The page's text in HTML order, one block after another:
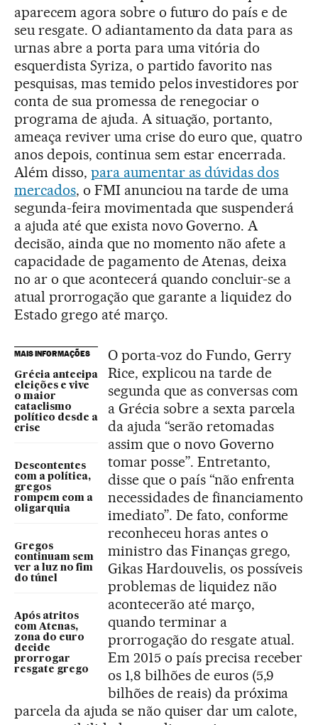
aparecem agora sobre o futuro do país e de
seu resgate. O adiantamento da data para as
urnas abre a porta para uma vitória do
esquerdista Syriza, o partido favorito nas
pesquisas, mas temido pelos investidores por
conta de sua promessa de renegociar o
programa de ajuda. A situação, portanto,
ameaça reviver uma crise do euro que, quatro
anos depois, continua sem estar encerrada.
Além disso, para aumentar as dúvidas dos
mercados, o FMI anunciou na tarde de uma
segunda-feira movimentada que suspenderá
a ajuda até que exista novo Governo. A
decisão, ainda que no momento não afete a
capacidade de pagamento de Atenas, deixa
no ar o que acontecerá quando concluir-se a
atual prorrogação que garante a liquidez do
Estado grego até março.
MAIS INFORMAÇÕES
Grécia antecipa
eleições e vive
o maior
cataclismo
político desde a
crise
Descontentes
com a política,
gregos
rompem com a
oligarquia
Gregos
continuam sem
ver a luz no fim
do túnel
Após atritos
com Atenas,
zona do euro
decide
prorrogar
resgate grego
O porta-voz do Fundo, Gerry
Rice, explicou na tarde de
segunda que as conversas com
a Grécia sobre a sexta parcela
da ajuda “serão retomadas
assim que o novo Governo
tomar posse”. Entretanto,
disse que o país “não enfrenta
necessidades de financiamento
imediato”. De fato, conforme
reconheceu horas antes o
ministro das Finanças grego,
Gikas Hardouvelis, os possíveis
problemas de liquidez não
acontecerão até março,
quando terminar a
prorrogação do resgate atual.
Em 2015 o país precisa receber
os 1,8 bilhões de euros (5,9
bilhões de reais) da próxima
parcela da ajuda se não quiser dar um calote,